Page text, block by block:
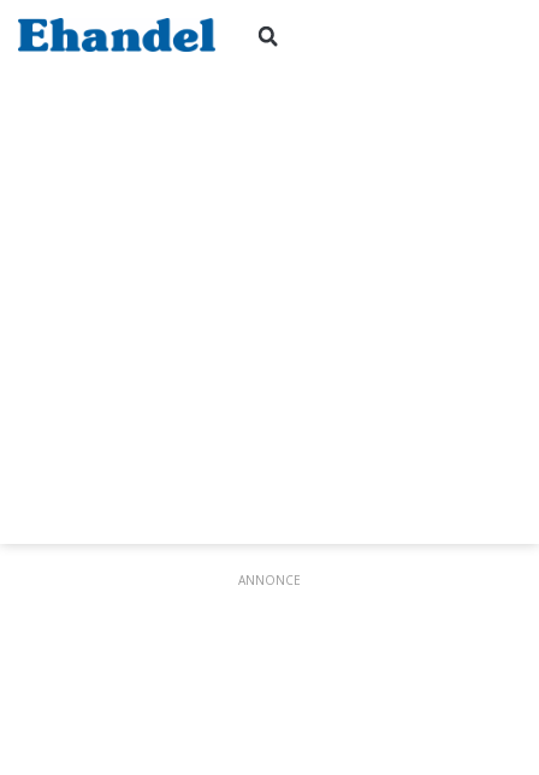
ANNONCE